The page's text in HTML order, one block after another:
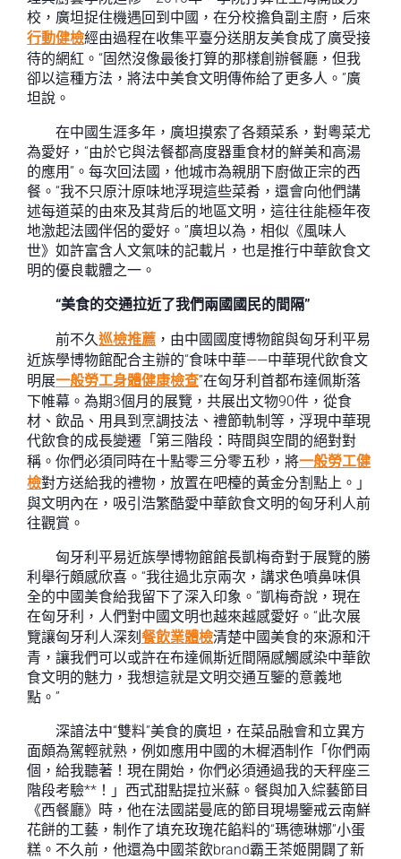
校，廣坦捉住機遇回到中國，在分校擔負副主廚，后來
行動健檢經由過程在收集平臺分送朋友美食成了廣受接
待的網紅。“固然沒像最後打算的那樣創辦餐廳，但我
卻以這種方法，將法中美食文明傳佈給了更多人。”廣
坦說。
在中國生涯多年，廣坦摸索了各類菜系，對粵菜尤
為愛好，“由於它與法餐都高度器重食材的鮮美和高湯
的應用”。每次回法國，他城市為親朋下廚做正宗的西
餐。“我不只原汁原味地浮現這些菜肴，還會向他們講
述每道菜的由來及其背后的地區文明，這往往能極年夜
地激起法國伴侶的愛好。”廣坦以為，相似《風味人
世》如許富含人文氣味的記載片，也是推行中華飲食文
明的優良載體之一。
“美食的交通拉近了我們兩國國民的間隔”
前不久巡檢推薦 ，由中國國度博物館與匈牙利平易
近族學博物館配合主辦的“食味中華——中華現代飲食文
明展一般勞工身體健康檢查”在匈牙利首都布達佩斯落
下帷幕。為期3個月的展覽，共展出文物90件，從食
材、飲品、用具到烹調技法、禮節軌制等，浮現中華現
代飲食的成長變遷「第三階段：時間與空間的絕對對
稱。你們必須同時在十點零三分零五秒，將一般勞工健
檢對方送給我的禮物，放置在吧檯的黃金分割點上。」
與文明內在，吸引浩繁酷愛中華飲食文明的匈牙利人前
往觀賞。
匈牙利平易近族學博物館館長凱梅奇對于展覽的勝
利舉行頗感欣喜。“我往過北京兩次，講求色噴鼻味俱
全的中國美食給我留下了深入印象。”凱梅奇說，現在
在匈牙利，人們對中國文明也越來越感愛好。“此次展
覽讓匈牙利人深刻 餐飲業體檢清楚中國美食的來源和汗
青，讓我們可以或許在布達佩斯近間隔感觸感染中華飲
食文明的魅力，我想這就是文明交通互鑒的意義地
點。”
深諳法中“雙料”美食的廣坦，在菜品融會和立異方
面頗為駕輕就熟，例如應用中國的木樨酒制作「你們兩
個，給我聽著！現在開始，你們必須通過我的天秤座三
階段考驗**！」西式甜點提拉米蘇。餐與加入綜藝節目
《西餐廳》時，他在法國諾曼底的節目現場鑒戒云南鮮
花餅的工藝，制作了填充玫瑰花餡料的“瑪德琳娜”小蛋
糕。不久前，他還為中國茶飲brand霸王茶姬開闢了新